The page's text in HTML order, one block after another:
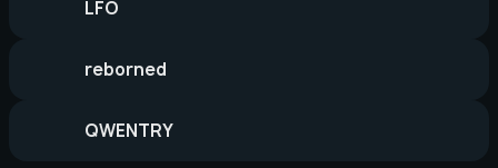
LFO
reborned
QWENTRY